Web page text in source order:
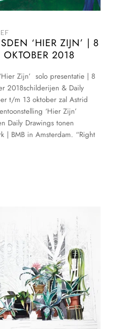
‘HIER ZIJN’ | 8
OKTOBER 2018
Zijn’ solo presentatie | 8
2018schilderijen & Daily
t/m 13 oktober zal Astrid
‘Hier Zijn’
Daily Drawings tonen
| BMB in Amsterdam. “Right